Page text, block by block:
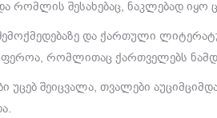
რომლის შესახებაც, ნაკლებად
შემოქმედებაზე და ქართული
რომლითაც ქართველებს
უცებ შეიცვალა, თვალები